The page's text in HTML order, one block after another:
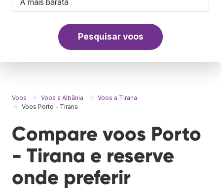
Pesquisar voos
Voos Voos a Albânia
Voos a Tirana
Voos Porto - Tirana
Compare voos Porto
- Tirana e reserve
onde preferir